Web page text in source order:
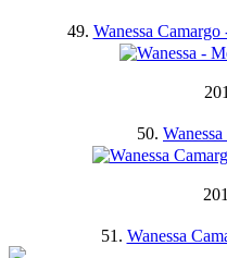
49. Wanessa
50.
51. Wanessa